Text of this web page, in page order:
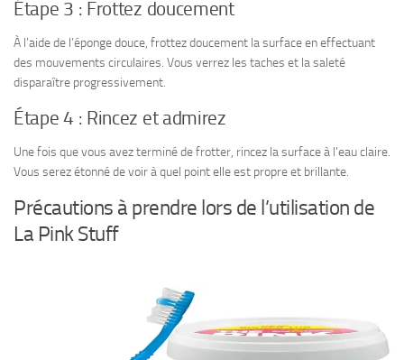
Étape 3 : Frottez doucement
À l’aide de l’éponge douce, frottez doucement la surface en effectuant
des mouvements circulaires. Vous verrez les taches et la saleté
disparaître progressivement.
Étape 4 : Rincez et admirez
Une fois que vous avez terminé de frotter, rincez la surface à l’eau claire.
Vous serez étonné de voir à quel point elle est propre et brillante.
Précautions à prendre lors de l’utilisation de
La Pink Stuff